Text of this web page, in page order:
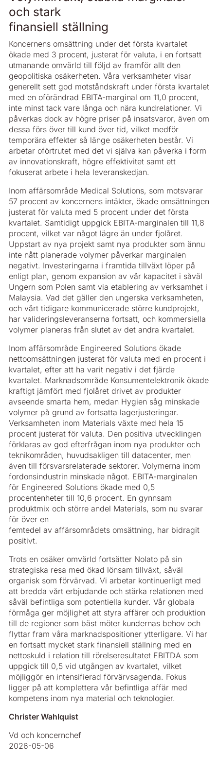
och stark
finansiell ställning
Koncernens omsättning under det första kvartalet
ökade med 3 procent, justerat för valuta, i en fortsatt
utmanande omvärld till följd av framför allt den
geopolitiska osäkerheten. Våra verksamheter visar
generellt sett god motståndskraft under första kvartalet
med en oförändrad EBITA-marginal om 11,0 procent,
inte minst tack vare långa och nära kundrelationer. Vi
påverkas dock av högre priser på insatsvaror, även om
dessa förs över till kund över tid, vilket medför
temporära effekter så länge osäkerheten består. Vi
arbetar oförtrutet med det vi själva kan påverka i form
av innovationskraft, högre effektivitet samt ett
fokuserat arbete i hela leveranskedjan.
Inom affärsområde Medical Solutions, som motsvarar
57 procent av koncernens intäkter, ökade omsättningen
justerat för valuta med 5 procent under det första
kvartalet. Samtidigt uppgick EBITA-marginalen till 11,8
procent, vilket var något lägre än under fjolåret.
Uppstart av nya projekt samt nya produkter som ännu
inte nått planerade volymer påverkar marginalen
negativt. Investeringarna i framtida tillväxt löper på
enligt plan, genom expansion av vår kapacitet i såväl
Ungern som Polen samt via etablering av verksamhet i
Malaysia. Vad det gäller den ungerska verksamheten,
och vårt tidigare kommunicerade större kundprojekt,
har valideringsleveranserna fortsatt, och kommersiella
volymer planeras från slutet av det andra kvartalet.
Inom affärsområde Engineered Solutions ökade
nettoomsättningen justerat för valuta med en procent i
kvartalet, efter att ha varit negativ i det fjärde
kvartalet. Marknadsområde Konsumentelektronik ökade
kraftigt jämfört med fjolåret drivet av produkter
avseende smarta hem, medan Hygien såg minskade
volymer på grund av fortsatta lagerjusteringar.
Verksamheten inom Materials växte med hela 15
procent justerat för valuta. Den positiva utvecklingen
förklaras av god efterfrågan inom nya produkter och
teknikområden, huvudsakligen till datacenter, men
även till försvarsrelaterade sektorer. Volymerna inom
fordonsindustrin minskade något. EBITA-marginalen
för Engineered Solutions ökade med 0,5
procentenheter till 10,6 procent. En gynnsam
produktmix och större andel Materials, som nu svarar
för över en
femtedel av affärsområdets omsättning, har bidragit
positivt.
Trots en osäker omvärld fortsätter Nolato på sin
strategiska resa med ökad lönsam tillväxt, såväl
organisk som förvärvad. Vi arbetar kontinuerligt med
att bredda vårt erbjudande och stärka relationen med
såväl befintliga som potentiella kunder. Vår globala
förmåga ger möjlighet att styra affärer och produktion
till de regioner som bäst möter kundernas behov och
flyttar fram våra marknadspositioner ytterligare. Vi har
en fortsatt mycket stark finansiell ställning med en
nettoskuld i relation till rörelseresultatet EBITDA som
uppgick till 0,5 vid utgången av kvartalet, vilket
möjliggör en intensifierad förvärvsagenda. Fokus
ligger på att komplettera vår befintliga affär med
kompetens inom nya material och teknologier.
Christer Wahlquist
Vd och koncernchef
2026-05-06